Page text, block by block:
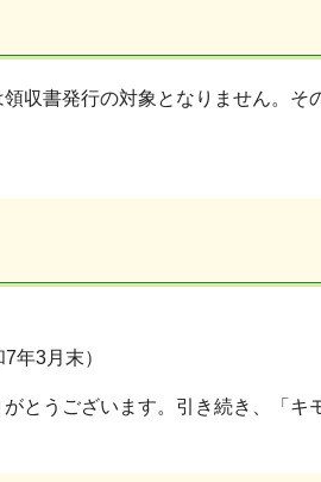
領収書発行の対象となりません。
年3月末）
とうございます。引き続き、「キ